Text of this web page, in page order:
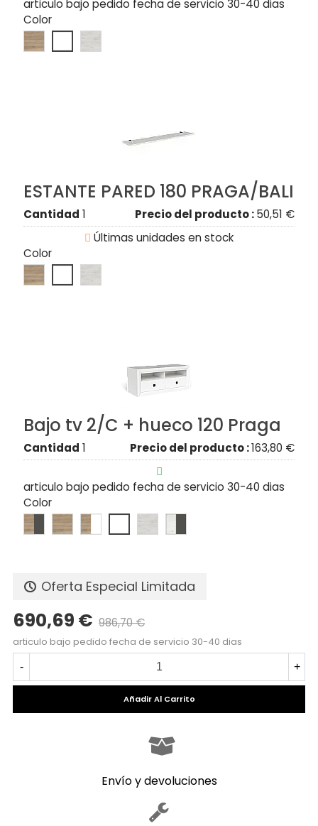
articulo bajo pedido fecha de servicio 30-40 dias
Color
ESTANTE PARED 180 PRAGA/BALI
Cantidad 1 Precio del producto :50,51 €
 Últimas unidades en stock
Color
Bajo tv 2/C + hueco 120 Praga
Cantidad 1 Precio del producto :163,80 €

articulo bajo pedido fecha de servicio 30-40 dias
Color
Oferta Especial Limitada
690,69 € 986,70 €
articulo bajo pedido fecha de servicio 30-40 dias
- +
Añadir Al Carrito
Envío y devoluciones